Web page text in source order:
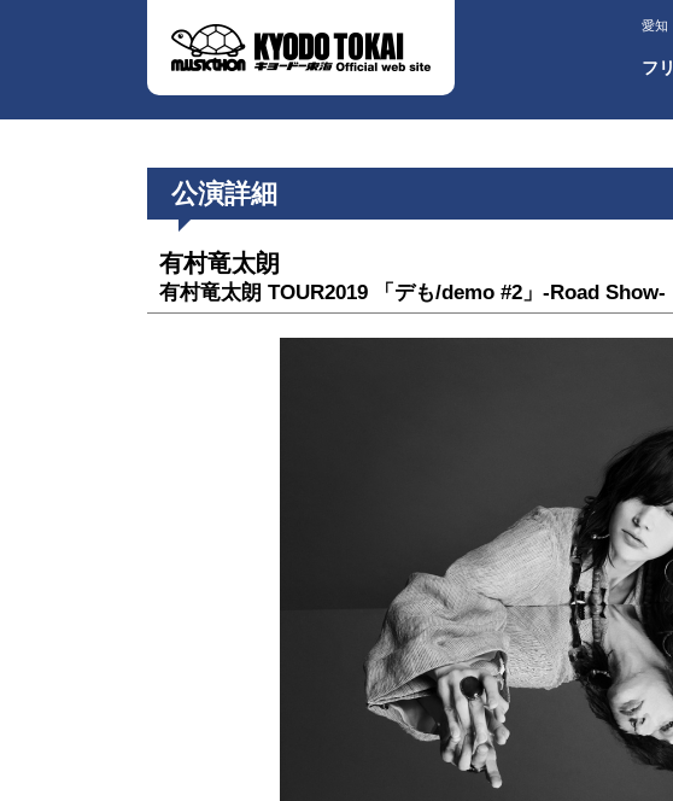
愛知
フ
公演詳細
有村竜太朗
有村竜太朗 TOUR2019 「デも/demo #2」-Road Show-